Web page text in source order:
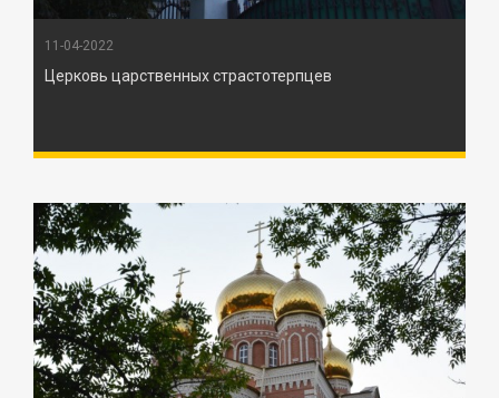
11-04-2022
Церковь царственных страстотерпцев